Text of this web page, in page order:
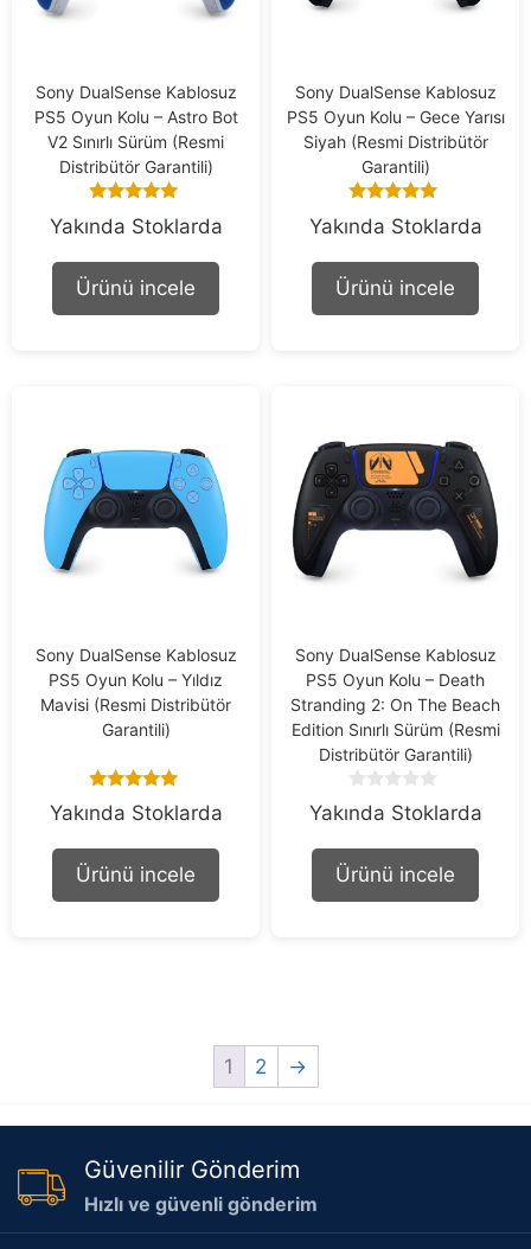
Sony DualSense Kablosuz
PS5 Oyun Kolu – Astro Bot
V2 Sınırlı Sürüm (Resmi
Distribütör Garantili)
5.00
out of 5
Yakında Stoklarda
Ürünü incele
Sony DualSense Kablosuz
PS5 Oyun Kolu – Gece Yarısı
Siyah (Resmi Distribütör
Garantili)
5.00
out of 5
Yakında Stoklarda
Ürünü incele
Sony DualSense Kablosuz
PS5 Oyun Kolu – Yıldız
Mavisi (Resmi Distribütör
Garantili)
5.00
out of 5
Yakında Stoklarda
Ürünü incele
Sony DualSense Kablosuz
PS5 Oyun Kolu – Death
Stranding 2: On The Beach
Edition Sınırlı Sürüm (Resmi
Distribütör Garantili)
o
o
f
Yakında Stoklarda
Ürünü incele
1 2 →
Güvenilir Gönderim
Hızlı ve güvenli gönderim